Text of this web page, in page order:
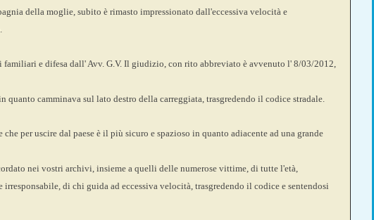
della moglie, subito è rimasto impressionato dall'eccessiva velocità e
e difesa dall' Avv. G.V. Il giudizio, con rito abbreviato è avvenuto l' 8/03/2012,
camminava sul lato destro della carreggiata, trasgredendo il codice stradale.
per uscire dal paese è il più sicuro e spazioso in quanto adiacente ad una grande
nei vostri archivi, insieme a quelli delle numerose vittime, di tutte l'età,
di chi guida ad eccessiva velocità, trasgredendo il codice e sentendosi